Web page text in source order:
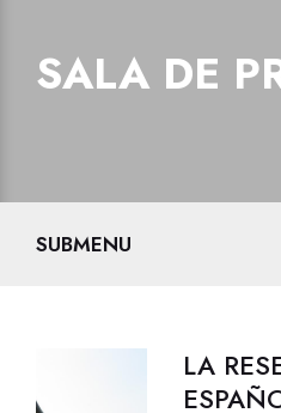
SALA DE
SUBMENU
LA